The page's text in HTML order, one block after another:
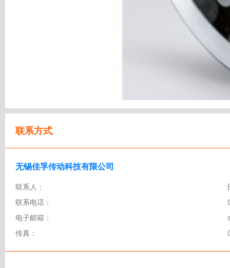
联系方式
无锡佳孚传动科技有限公司
联系人：
联系电话：
电子邮箱：
传真：